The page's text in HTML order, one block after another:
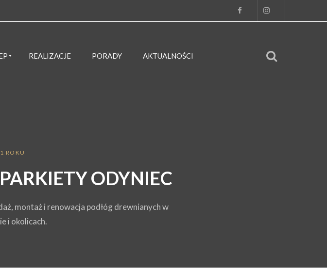
REALIZACJE PORADY AKTUALNOŚCI
ROKU
ODYNIEC
montaż i renowacja podłóg drewnianych w
i okolicach.